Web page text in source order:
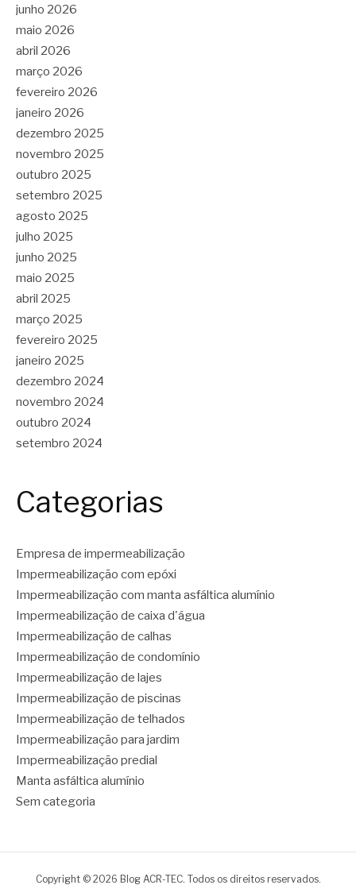
junho 2026
maio 2026
abril 2026
março 2026
fevereiro 2026
janeiro 2026
dezembro 2025
novembro 2025
outubro 2025
setembro 2025
agosto 2025
julho 2025
junho 2025
maio 2025
abril 2025
março 2025
fevereiro 2025
janeiro 2025
dezembro 2024
novembro 2024
outubro 2024
setembro 2024
Categorias
Empresa de impermeabilização
Impermeabilização com epóxi
Impermeabilização com manta asfáltica alumínio
Impermeabilização de caixa d'água
Impermeabilização de calhas
Impermeabilização de condomínio
Impermeabilização de lajes
Impermeabilização de piscinas
Impermeabilização de telhados
Impermeabilização para jardim
Impermeabilização predial
Manta asfáltica alumínio
Sem categoria
Copyright © 2026 Blog ACR-TEC. Todos os direitos reservados.